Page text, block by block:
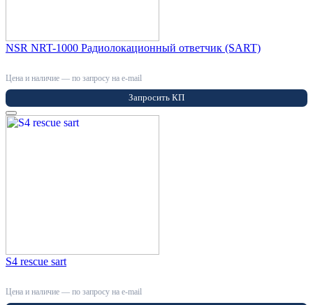
NSR NRT-1000 Радиолокационный ответчик (SART)
Цена и наличие — по запросу на e-mail
Запросить КП
S4 rescue sart
Цена и наличие — по запросу на e-mail